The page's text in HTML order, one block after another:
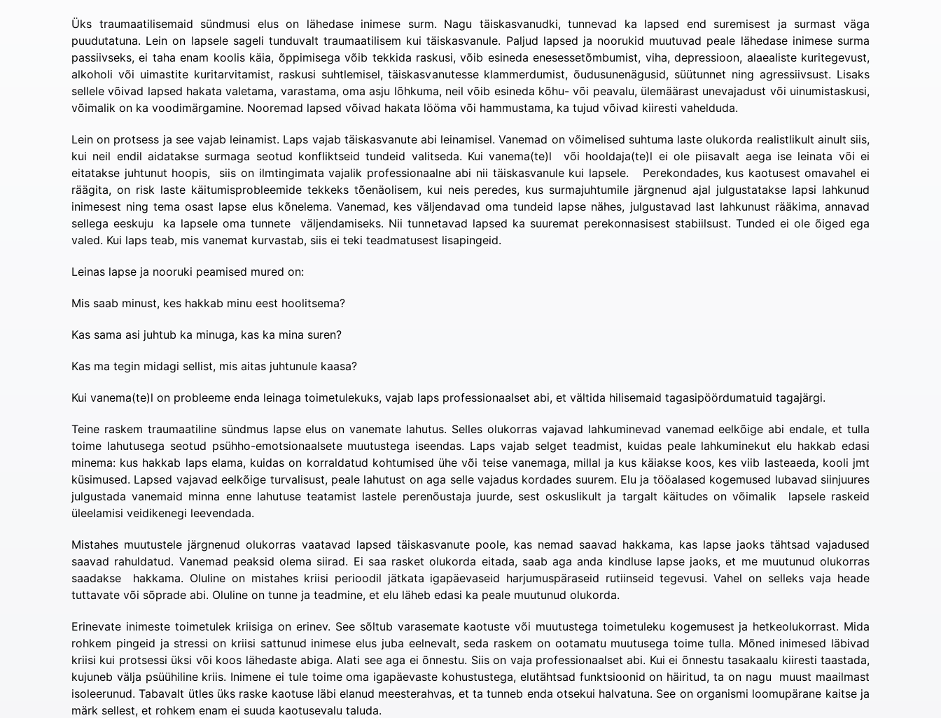
Üks traumaatilisemaid sündmusi elus on lähedase inimese surm. Nagu täiskasvanudki, tunnevad ka lapsed end suremisest ja surmast väga
puudutatuna. Lein on lapsele sageli tunduvalt traumaatilisem kui täiskasvanule. Paljud lapsed ja noorukid muutuvad peale lähedase inimese surma
passiivseks, ei taha enam koolis käia, õppimisega võib tekkida raskusi, võib esineda enesessetõmbumist, viha, depressioon, alaealiste kuritegevust,
alkoholi või uimastite kuritarvitamist, raskusi suhtlemisel, täiskasvanutesse klammerdumist, õudusunenägusid, süütunnet ning agressiivsust. Lisaks
sellele võivad lapsed hakata valetama, varastama, oma asju lõhkuma, neil võib esineda kõhu- või peavalu, ülemäärast unevajadust või uinumistaskusi,
võimalik on ka voodimärgamine. Nooremad lapsed võivad hakata lööma või hammustama, ka tujud võivad kiiresti vahelduda.
Lein on protsess ja see vajab leinamist. Laps vajab täiskasvanute abi leinamisel. Vanemad on võimelised suhtuma laste olukorda realistlikult ainult siis,
kui neil endil aidatakse surmaga seotud konfliktseid tundeid valitseda. Kui vanema(te)l või hooldaja(te)l ei ole piisavalt aega ise leinata või ei
eitatakse juhtunut hoopis, siis on ilmtingimata vajalik professionaalne abi nii täiskasvanule kui lapsele. Perekondades, kus kaotusest omavahel ei
räägita, on risk laste käitumisprobleemide tekkeks tõenäolisem, kui neis peredes, kus surmajuhtumile järgnenud ajal julgustatakse lapsi lahkunud
inimesest ning tema osast lapse elus kõnelema. Vanemad, kes väljendavad oma tundeid lapse nähes, julgustavad last lahkunust rääkima, annavad
sellega eeskuju ka lapsele oma tunnete väljendamiseks. Nii tunnetavad lapsed ka suuremat perekonnasisest stabiilsust. Tunded ei ole õiged ega
valed. Kui laps teab, mis vanemat kurvastab, siis ei teki teadmatusest lisapingeid.
Leinas lapse ja nooruki peamised mured on:
Mis saab minust, kes hakkab minu eest hoolitsema?
Kas sama asi juhtub ka minuga, kas ka mina suren?
Kas ma tegin midagi sellist, mis aitas juhtunule kaasa?
Kui vanema(te)l on probleeme enda leinaga toimetulekuks, vajab laps professionaalset abi, et vältida hilisemaid tagasipöördumatuid tagajärgi.
Teine raskem traumaatiline sündmus lapse elus on vanemate lahutus. Selles olukorras vajavad lahkuminevad vanemad eelkõige abi endale, et tulla
toime lahutusega seotud psühho-emotsionaalsete muutustega iseendas. Laps vajab selget teadmist, kuidas peale lahkuminekut elu hakkab edasi
minema: kus hakkab laps elama, kuidas on korraldatud kohtumised ühe või teise vanemaga, millal ja kus käiakse koos, kes viib lasteaeda, kooli jmt
küsimused. Lapsed vajavad eelkõige turvalisust, peale lahutust on aga selle vajadus kordades suurem. Elu ja tööalased kogemused lubavad siinjuures
julgustada vanemaid minna enne lahutuse teatamist lastele perenõustaja juurde, sest oskuslikult ja targalt käitudes on võimalik lapsele raskeid
üleelamisi veidikenegi leevendada.
Mistahes muutustele järgnenud olukorras vaatavad lapsed täiskasvanute poole, kas nemad saavad hakkama, kas lapse jaoks tähtsad vajadused
saavad rahuldatud. Vanemad peaksid olema siirad. Ei saa rasket olukorda eitada, saab aga anda kindluse lapse jaoks, et me muutunud olukorras
saadakse hakkama. Oluline on mistahes kriisi perioodil jätkata igapäevaseid harjumuspäraseid rutiinseid tegevusi. Vahel on selleks vaja heade
tuttavate või sõprade abi. Oluline on tunne ja teadmine, et elu läheb edasi ka peale muutunud olukorda.
Erinevate inimeste toimetulek kriisiga on erinev. See sõltub varasemate kaotuste või muutustega toimetuleku kogemusest ja hetkeolukorrast. Mida
rohkem pingeid ja stressi on kriisi sattunud inimese elus juba eelnevalt, seda raskem on ootamatu muutusega toime tulla. Mõned inimesed läbivad
kriisi kui protsessi üksi või koos lähedaste abiga. Alati see aga ei õnnestu. Siis on vaja professionaalset abi. Kui ei õnnestu tasakaalu kiiresti taastada,
kujuneb välja psüühiline kriis. Inimene ei tule toime oma igapäevaste kohustustega, elutähtsad funktsioonid on häiritud, ta on nagu muust maailmast
isoleerunud. Tabavalt ütles üks raske kaotuse läbi elanud meesterahvas, et ta tunneb enda otsekui halvatuna. See on organismi loomupärane kaitse ja
märk sellest, et rohkem enam ei suuda kaotusevalu taluda.